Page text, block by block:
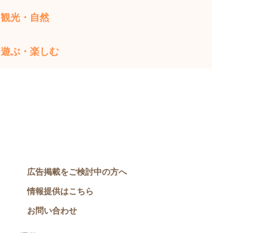
観光・自然
遊ぶ・楽しむ
広告掲載をご検討中の方へ
情報提供はこちら
お問い合わせ